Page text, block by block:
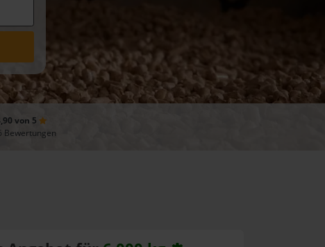
von 5
Bewertungen